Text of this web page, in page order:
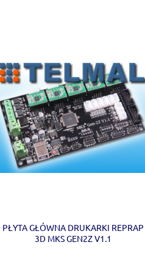
PŁYTA GŁÓWNA DRUKARKI REPRAP
3D MKS GEN2Z V1.1